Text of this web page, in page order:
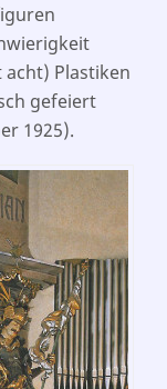
Plastiken
gefeiert
1925).